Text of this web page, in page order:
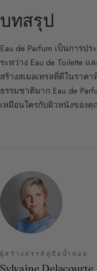
บทสรุป
Eau de Parfum เป็นการป
ระหว่าง Eau de Toilette
สร้างสเมลเทรลที่ดีในราค
ธรรมชาติมาก Eau de
เหมือนใครกับผิวหนังของ
ผู้สร้างสรรค์คู่มือน้ำหอม
Sylvaine Delacourte